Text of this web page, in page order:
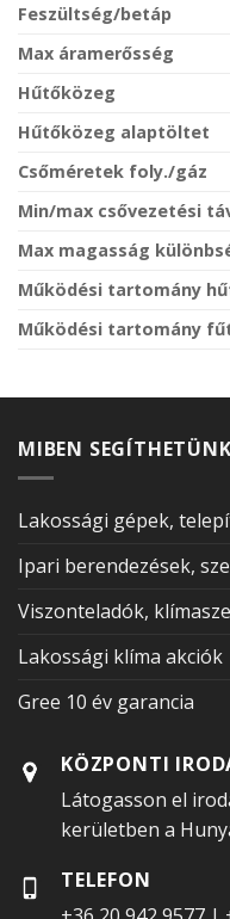
Feszültség/betáp
Max áramerősség
Hűtőközeg
Hűtőközeg alaptöltet
Csőméretek foly./gáz
Min/max csővezetési
Max magasság
Működési tartomány
Működési tartomány
MIBEN
Lakossági gépek,
Ipari berendezések,
Viszonteladók,
Lakossági klíma akciók
Gree 10 év garancia
KÖZPONTI
Látogasson el
kerületben a
TELEFON